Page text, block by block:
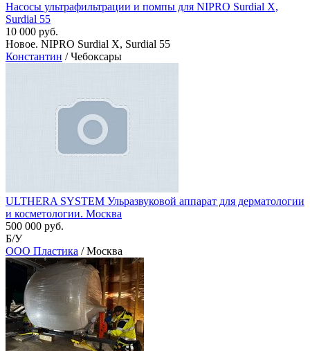
Насосы ультрафильтрации и помпы для NIPRO Surdial X,
Surdial 55
10 000 руб.
Новое. NIPRO Surdial X, Surdial 55
Константин / Чебоксары
ULTHERA SYSTEM Ульразвуковой аппарат для дерматологии
и косметологии. Москва
500 000 руб.
Б/У
ООО Пластика / Москва